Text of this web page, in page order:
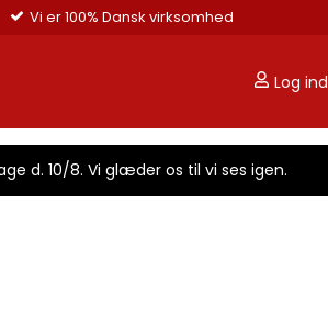
Vi er 100% Dansk virksomhed
Log ind
d. 10/8. Vi glæder os til vi ses igen.